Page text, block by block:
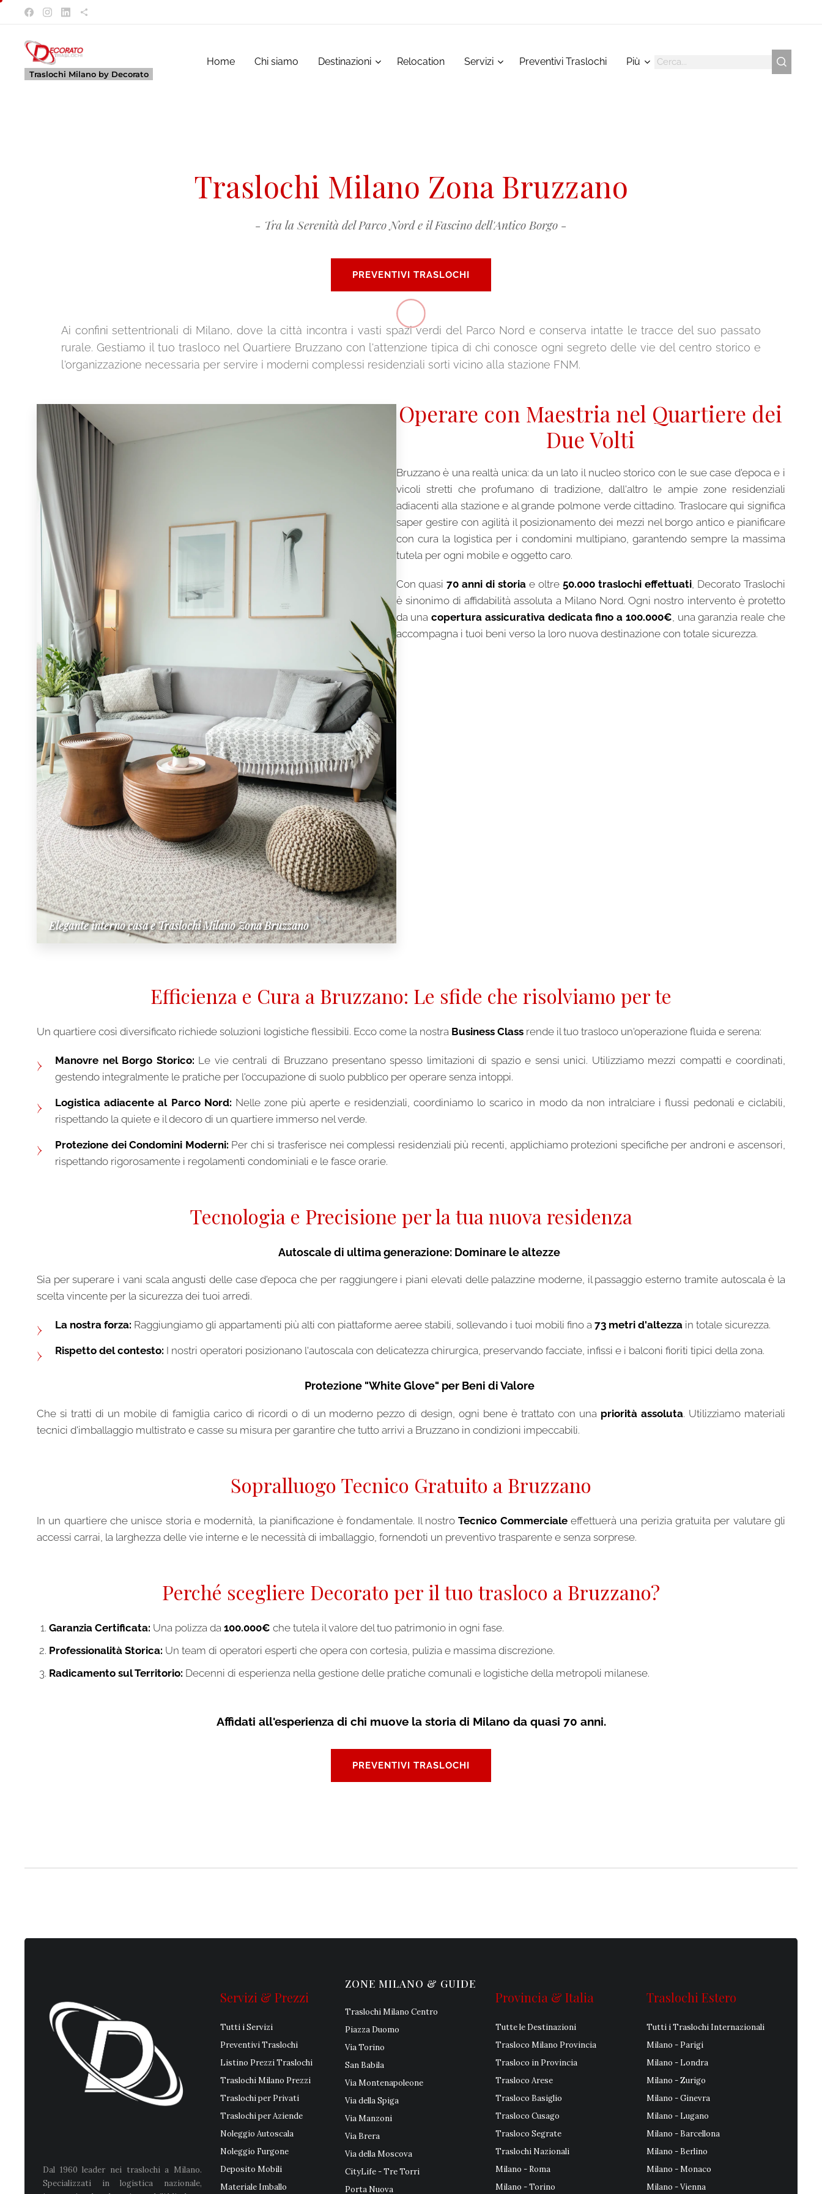
Traslochi Milano by Decorato
Home Chi siamo Destinazioni Relocation Servizi Preventivi Traslochi Più
Traslochi Milano Zona Bruzzano
- Tra la Serenità del Parco Nord e il Fascino dell'Antico Borgo -
PREVENTIVI TRASLOCHI
Ai confini settentrionali di Milano, dove la città incontra i vasti spazi verdi del Parco Nord e conserva intatte le tracce del suo passato
rurale. Gestiamo il tuo trasloco nel Quartiere Bruzzano con l'attenzione tipica di chi conosce ogni segreto delle vie del centro storico e
l'organizzazione necessaria per servire i moderni complessi residenziali sorti vicino alla stazione FNM.
Elegante interno casa e Traslochi Milano Zona Bruzzano
Operare con Maestria nel Quartiere dei
Due Volti
Bruzzano è una realtà unica: da un lato il nucleo storico con le sue case d'epoca e i
vicoli stretti che profumano di tradizione, dall'altro le ampie zone residenziali
adiacenti alla stazione e al grande polmone verde cittadino. Traslocare qui significa
saper gestire con agilità il posizionamento dei mezzi nel borgo antico e pianificare
con cura la logistica per i condomini multipiano, garantendo sempre la massima
tutela per ogni mobile e oggetto caro.
Con quasi70 anni di storia e oltre50.000 traslochi effettuati, Decorato Traslochi
è sinonimo di affidabilità assoluta a Milano Nord. Ogni nostro intervento è protetto
da unacopertura assicurativa dedicata fino a 100.000€, una garanzia reale che
accompagna i tuoi beni verso la loro nuova destinazione con totale sicurezza.
Efficienza e Cura a Bruzzano: Le sfide che risolviamo per te
Un quartiere così diversificato richiede soluzioni logistiche flessibili. Ecco come la nostra Business Class rende il tuo trasloco un'operazione fluida e serena:
Manovre nel Borgo Storico: Le vie centrali di Bruzzano presentano spesso limitazioni di spazio e sensi unici. Utilizziamo mezzi compatti e coordinati,
gestendo integralmente le pratiche per l'occupazione di suolo pubblico per operare senza intoppi.
Logistica adiacente al Parco Nord: Nelle zone più aperte e residenziali, coordiniamo lo scarico in modo da non intralciare i flussi pedonali e ciclabili,
rispettando la quiete e il decoro di un quartiere immerso nel verde.
Protezione dei Condomini Moderni: Per chi si trasferisce nei complessi residenziali più recenti, applichiamo protezioni specifiche per androni e ascensori,
rispettando rigorosamente i regolamenti condominiali e le fasce orarie.
Tecnologia e Precisione per la tua nuova residenza
Autoscale di ultima generazione: Dominare le altezze
Sia per superare i vani scala angusti delle case d'epoca che per raggiungere i piani elevati delle palazzine moderne, il passaggio esterno tramite autoscala è la
scelta vincente per la sicurezza dei tuoi arredi.
La nostra forza: Raggiungiamo gli appartamenti più alti con piattaforme aeree stabili, sollevando i tuoi mobili fino a 73 metri d'altezza in totale sicurezza.
Rispetto del contesto: I nostri operatori posizionano l'autoscala con delicatezza chirurgica, preservando facciate, infissi e i balconi fioriti tipici della zona.
Protezione "White Glove" per Beni di Valore
Che si tratti di un mobile di famiglia carico di ricordi o di un moderno pezzo di design, ogni bene è trattato con una priorità assoluta. Utilizziamo materiali
tecnici d'imballaggio multistrato e casse su misura per garantire che tutto arrivi a Bruzzano in condizioni impeccabili.
Sopralluogo Tecnico Gratuito a Bruzzano
In un quartiere che unisce storia e modernità, la pianificazione è fondamentale. Il nostroTecnico Commercialeeffettuerà una perizia gratuita per valutare gli
accessi carrai, la larghezza delle vie interne e le necessità di imballaggio, fornendoti un preventivo trasparente e senza sorprese.
Perché scegliere Decorato per il tuo trasloco a Bruzzano?
Garanzia Certificata: Una polizza da 100.000€ che tutela il valore del tuo patrimonio in ogni fase.
Professionalità Storica: Un team di operatori esperti che opera con cortesia, pulizia e massima discrezione.
Radicamento sul Territorio: Decenni di esperienza nella gestione delle pratiche comunali e logistiche della metropoli milanese.
Affidati all'esperienza di chi muove la storia di Milano da quasi 70 anni.
PREVENTIVI TRASLOCHI
Dal 1960 leader nei traslochi a Milano.
Specializzati in logistica nazionale,
Servizi & Prezzi
Tutti i Servizi
Preventivi Traslochi
Listino Prezzi Traslochi
Traslochi Milano Prezzi
Traslochi per Privati
Traslochi per Aziende
Noleggio Autoscala
Noleggio Furgone
Deposito Mobili
Materiale Imballo
ZONE MILANO & GUIDE
Traslochi Milano Centro
Piazza Duomo
Via Torino
San Babila
Via Montenapoleone
Via della Spiga
Via Manzoni
Via Brera
Via della Moscova
CityLife - Tre Torri
Porta Nuova
Provincia & Italia
Tutte le Destinazioni
Trasloco Milano Provincia
Trasloco in Provincia
Trasloco Arese
Trasloco Basiglio
Trasloco Cusago
Trasloco Segrate
Traslochi Nazionali
Milano - Roma
Milano - Torino
Traslochi Estero
Tutti i Traslochi Internazionali
Milano - Parigi
Milano - Londra
Milano - Zurigo
Milano - Ginevra
Milano - Lugano
Milano - Barcellona
Milano - Berlino
Milano - Monaco
Milano - Vienna